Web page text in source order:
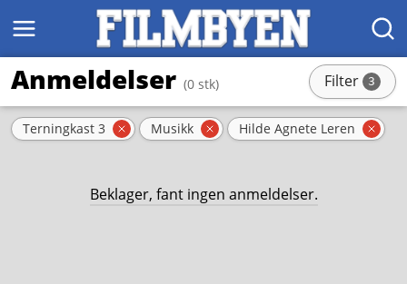
MENY SØK
Anmeldelser (0 stk) Filter 3stk
Aktive filter
Terningkast 3 Fjern filter
Musikk Fjern filter
Hilde Agnete Leren
Beklager, fant ingen anmeldelser.